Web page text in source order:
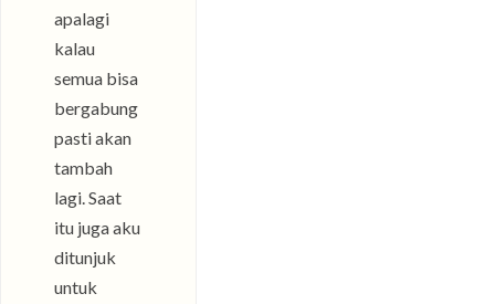
apalagi
kalau
semua bisa
bergabung
pasti akan
tambah
lagi. Saat
itu juga aku
ditunjuk
untuk